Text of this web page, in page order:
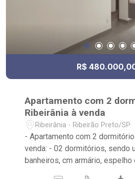
R$
Apartamento com 2
Ribeirânia à venda
Ribeirânia - Ribeirão Preto/SP
- Apartamento com 2
venda: - 02 dormitórios, sendo
banheiros, cm armário, espelho